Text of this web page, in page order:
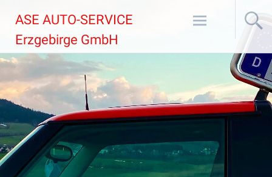
Inhalt
springen
ASE AUTO-SERVICE
Erzgebirge GmbH